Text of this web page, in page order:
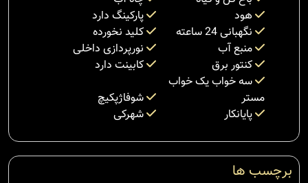
هود
پارکینگ دارد
نگهبانی 24 ساعته
کلید نخورده
منبع آب
نورپردازی داخلی
کنتور برق
کابینت دارد
سه خواب یک خواب
مستر
شوفاژپکیچ
پایانکار
شهرکی
برچسب ها